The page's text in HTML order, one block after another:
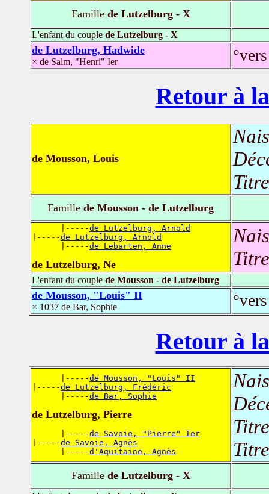
Famillede Lutzelburg - X
L'enfant du couple de Lutzelburg - X
de Lutzelburg, Hadwide
× de Salm, "Henri" Ier
Retour à
de Mousson, Louis
Famille de Mousson - de Lutzelburg
      |-----
de Lutzelburg, Arnold
|-----de Lutzelburg, Arnold
      |-----
de Lebarten, Anne
de Lutzelburg, Ne
L'enfant du couple de Mousson - de Lutzelburg
de Mousson, "Louis" II
× 1037 de Bar, Sophie
Retour à
      |-----
de Mousson, "Louis" II
|-----de Lutzelburg, Frédéric
      |-----
de Bar, Sophie
de Lutzelburg, Pierre
      |-----
de Savoie, "Pierre" Ier
|-----de Savoie, Agnès
      |-----
d'Aquitaine, Agnès
Famillede Lutzelburg - X